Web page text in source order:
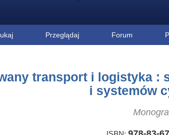
Przeglądaj Forum
transport i logistyka :
i systemów